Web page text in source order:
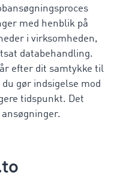
med henblik på
i virksomheden,
databehandling.
efter dit samtykke til
gør indsigelse mod
tidspunkt. Det